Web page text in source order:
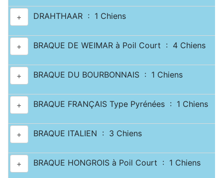
+ DRAHTHAAR : 1 Chiens
+ BRAQUE DE WEIMAR à Poil Court : 4 Chiens
+ BRAQUE DU BOURBONNAIS : 1 Chiens
+ BRAQUE FRANÇAIS Type Pyrénées : 1 Chiens
+ BRAQUE ITALIEN : 3 Chiens
+ BRAQUE HONGROIS à Poil Court : 1 Chiens